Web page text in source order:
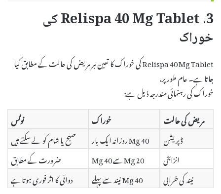
3. Relispa 40 Mg Tablet کی
خوراک
Relispa 40 Mg Tablet کی خوراک کا تعین ہر مریض کی حالت کے مطابق کیا
جاتا ہے۔ عام طور پر،
خوراک کی رہنمائی مندرجہ ذیل ہے:
مریض کی حالت
خوراک
نوٹس
ڈپریشن
40 Mg روزانہ ایک بار
صبح یا شام کو لے سکتے ہیں
انزائٹی
20 Mg سے 40 Mg
ضرورت کے مطابق
نیند کی خرابی
40 Mg نیند سے پہلے
دوائی کا اثر فوری ہوتا ہے